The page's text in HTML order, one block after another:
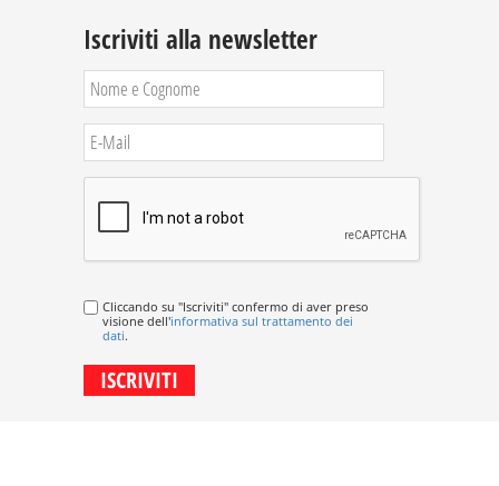
Iscriviti alla newsletter
Cliccando su "Iscriviti" confermo di aver preso
visione dell'informativa sul trattamento dei
dati.